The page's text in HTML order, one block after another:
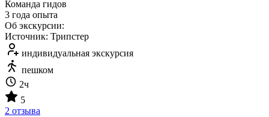
Команда гидов
3 года опыта
Об экскурсии:
Источник: Трипстер
индивидуальная экскурсия
пешком
2ч
5
2 отзыва